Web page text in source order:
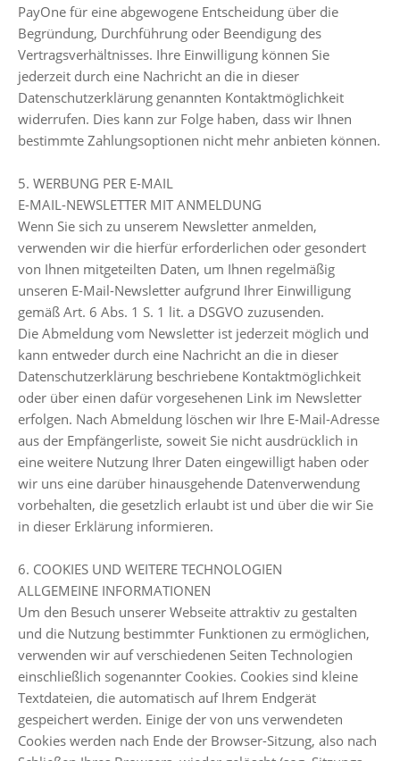
PayOne für eine abgewogene Entscheidung über die
Begründung, Durchführung oder Beendigung des
Vertragsverhältnisses. Ihre Einwilligung können Sie
jederzeit durch eine Nachricht an die in dieser
Datenschutzerklärung genannten Kontaktmöglichkeit
widerrufen. Dies kann zur Folge haben, dass wir Ihnen
bestimmte Zahlungsoptionen nicht mehr anbieten können.
5. WERBUNG PER E-MAIL
E-MAIL-NEWSLETTER MIT ANMELDUNG
Wenn Sie sich zu unserem Newsletter anmelden,
verwenden wir die hierfür erforderlichen oder gesondert
von Ihnen mitgeteilten Daten, um Ihnen regelmäßig
unseren E-Mail-Newsletter aufgrund Ihrer Einwilligung
gemäß Art. 6 Abs. 1 S. 1 lit. a DSGVO zuzusenden.
Die Abmeldung vom Newsletter ist jederzeit möglich und
kann entweder durch eine Nachricht an die in dieser
Datenschutzerklärung beschriebene Kontaktmöglichkeit
oder über einen dafür vorgesehenen Link im Newsletter
erfolgen. Nach Abmeldung löschen wir Ihre E-Mail-Adresse
aus der Empfängerliste, soweit Sie nicht ausdrücklich in
eine weitere Nutzung Ihrer Daten eingewilligt haben oder
wir uns eine darüber hinausgehende Datenverwendung
vorbehalten, die gesetzlich erlaubt ist und über die wir Sie
in dieser Erklärung informieren.
6. COOKIES UND WEITERE TECHNOLOGIEN
ALLGEMEINE INFORMATIONEN
Um den Besuch unserer Webseite attraktiv zu gestalten
und die Nutzung bestimmter Funktionen zu ermöglichen,
verwenden wir auf verschiedenen Seiten Technologien
einschließlich sogenannter Cookies. Cookies sind kleine
Textdateien, die automatisch auf Ihrem Endgerät
gespeichert werden. Einige der von uns verwendeten
Cookies werden nach Ende der Browser-Sitzung, also nach